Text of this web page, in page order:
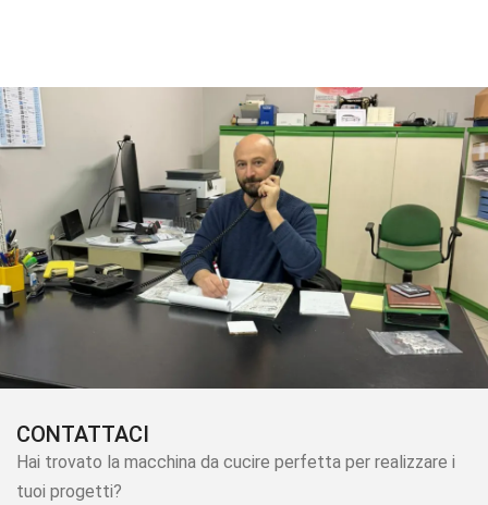
CONTATTACI
Hai trovato la macchina da cucire perfetta per realizzare i
tuoi progetti?